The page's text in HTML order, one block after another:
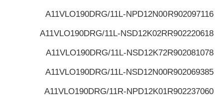
R902097116
A11VLO190DRG/11L-NPD12N00
R902220618
A11VLO190DRG/11L-NSD12K02R
R902081078
A11VLO190DRG/11L-NSD12K72
R902069385
A11VLO190DRG/11L-NSD12N00
R902237060
A11VLO190DRG/11R-NPD12K01